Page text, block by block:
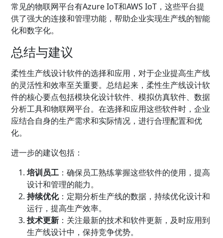
常见的物联网平台有Azure IoT和AWS IoT，这些平台提
供了强大的连接和管理功能，帮助企业实现生产线的智能
化和数字化。
总结与建议
柔性生产线设计软件的选择和应用，对于企业提高生产线
的灵活性和效率至关重要。总结起来，柔性生产线设计软
件的核心要点包括模块化设计软件、模拟仿真软件、数据
分析工具和物联网平台。在选择和应用这些软件时，企业
应结合自身的生产需求和实际情况，进行合理配置和优
化。
进一步的建议包括：
培训员工 ：确保员工熟练掌握这些软件的使用，提高
设计和管理的能力。
持续优化：定期分析生产线的数据，持续优化设计和
运行，提高生产效率。
技术更新 ：关注最新的技术和软件更新，及时应用到
生产线设计中，保持竞争优势。